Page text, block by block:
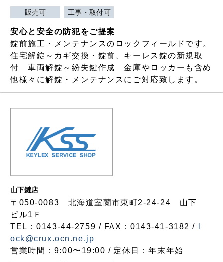
販売可 工事・取付可
安心と安全の防犯をご提案
錠前施工・メンテナンスのロックフィールドです。
住宅解錠～カギ交換・錠前、キーレス錠の新規取
付 車両解錠～紛失鍵作成 金庫やロッカーも含め
他様々に解錠・メンテナンスにご対応致します。
山下鍵店
〒050-0083 北海道室蘭市東町2-24-24 山下
ビル1Ｆ
TEL：0143-44-2759 / FAX：0143-41-3182 /
ock@crux.ocn.ne.jp
営業時間：9:00〜19:00 / 定休日：年末年始